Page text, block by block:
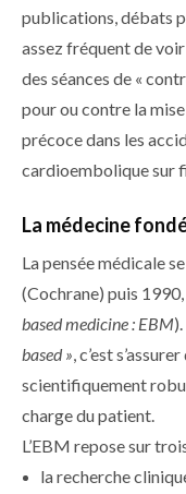
publications, débats
assez fréquent de
des séances de «
pour ou contre la
précoce dans les
cardioembolique sur
La médecine
La pensée médicale
(Cochrane) puis
based medicine : EBM
based », c’est
scientifiquement
charge du patient.
L’EBM repose sur
la recherche